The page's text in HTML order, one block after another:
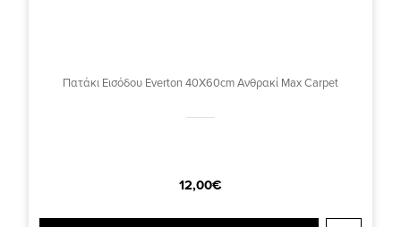
Πατάκι Εισόδου Everton 40X60cm Ανθρακί Max Carpet
12,00€